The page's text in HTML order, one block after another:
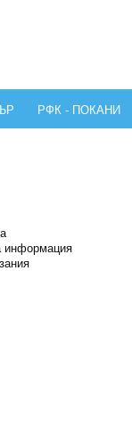
РФК - ПОКАНИ
информация